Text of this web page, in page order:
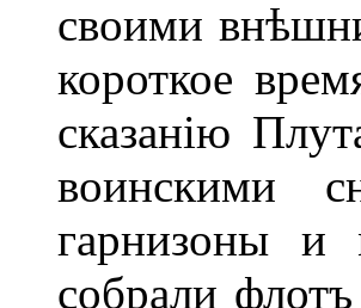
своими
короткое
сказанію
воинскими
гарнизоны и
собрали